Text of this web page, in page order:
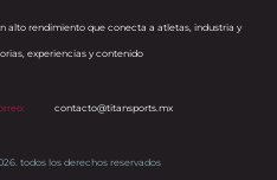
alto rendimiento que conecta a atletas, industria y
experiencias y contenido
contacto@titansports.mx
todos los derechos reservados